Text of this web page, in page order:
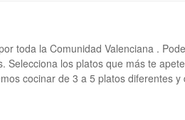
toda la Comunidad Valenciana .
Selecciona los platos que más te
cocinar de 3 a 5 platos diferentes y